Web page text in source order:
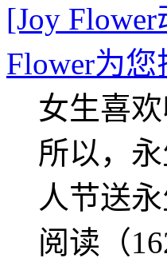
[Joy
Flower为您
女生喜
所以，
人节送
阅读（